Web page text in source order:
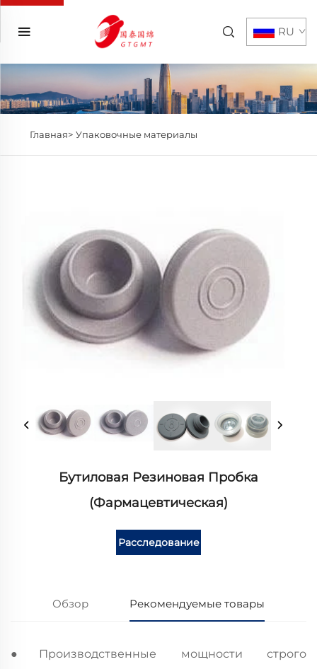
RU
Главная> Упаковочные материалы
Бутиловая Резиновая Пробка
(фармацевтическая)
Расследование
Обзор Рекомендуемые товары
● Производственные мощности строго